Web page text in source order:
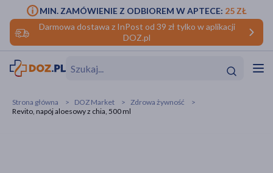
Darmowa dostawa z InPost od 39 zł tylko w aplikacji
DOZ.pl
MIN. ZAMÓWIENIE Z ODBIOREM W APTECE: 25 ZŁ
Strona główna DOZ Market
Zdrowa żywność
Revito, napój aloesowy z chia, 500 ml